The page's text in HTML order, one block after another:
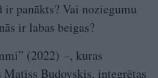
panākts? Vai noziegumu
ir labas beigas?
(2022) –, kuras
Budovskis, integrētas